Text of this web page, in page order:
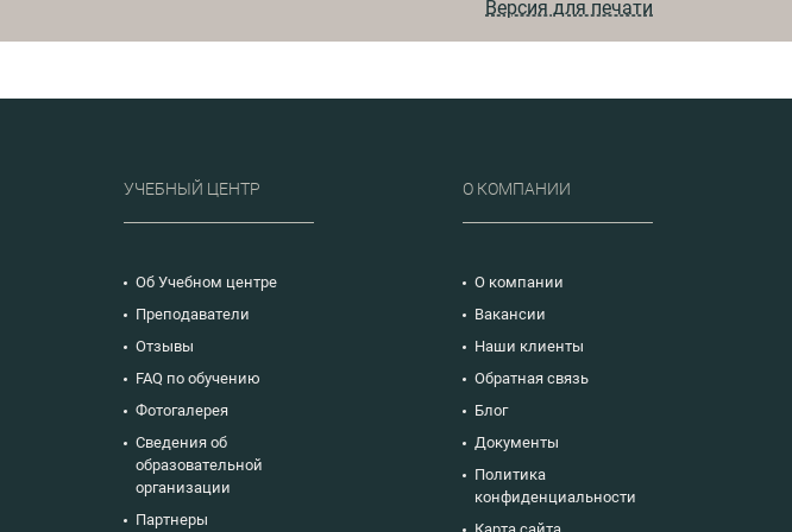
комплекса.
Версия для печати
УЧЕБНЫЙ ЦЕНТР
Об Учебном центре
Преподаватели
Отзывы
FAQ по обучению
Фотогалерея
Сведения об
образовательной
организации
Партнеры
О КОМПАНИИ
О компании
Вакансии
Наши клиенты
Обратная связь
Блог
Документы
Политика
конфиденциальности